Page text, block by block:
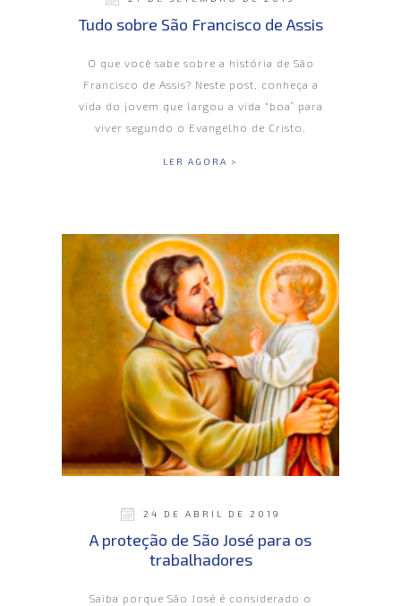
Tudo sobre São Francisco de Assis
O que você sabe sobre a história de São
Francisco de Assis? Neste post, conheça a
vida do jovem que largou a vida “boa” para
viver segundo o Evangelho de Cristo.
LER AGORA >
24 DE ABRIL DE 2019
A proteção de São José para os
trabalhadores
Saiba porque São José é considerado o